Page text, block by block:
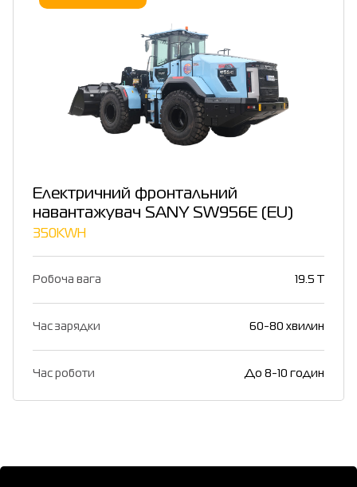
Електричний фронтальний
навантажувач SANY SW956E (EU)
350KWH
Робоча вага 19.5 T
Час зарядки 60-80 хвилин
Час роботи До 8-10 годин